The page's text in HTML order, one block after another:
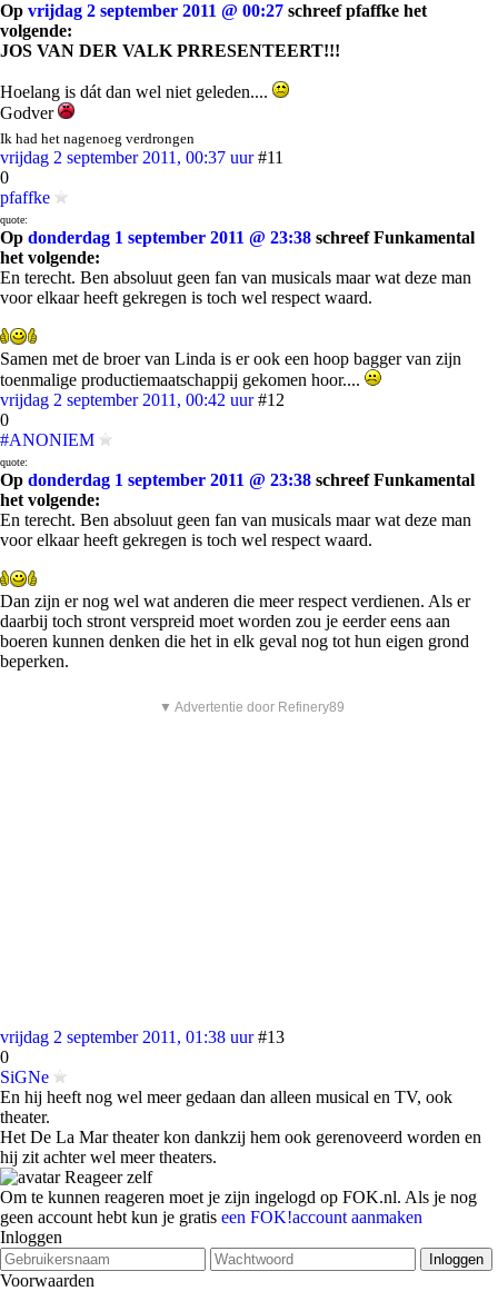
Op vrijdag 2 september 2011 @ 00:27 schreef pfaffke het
volgende:
JOS VAN DER VALK PRRESENTEERT!!!
Hoelang is dát dan wel niet geleden....
Godver
Ik had het nagenoeg verdrongen
vrijdag 2 september 2011, 00:37 uur #11
0
pfaffke
quote:
Op donderdag 1 september 2011 @ 23:38 schreef Funkamental
het volgende:
En terecht. Ben absoluut geen fan van musicals maar wat deze man
voor elkaar heeft gekregen is toch wel respect waard.
Samen met de broer van Linda is er ook een hoop bagger van zijn
toenmalige productiemaatschappij gekomen hoor....
vrijdag 2 september 2011, 00:42 uur #12
0
#ANONIEM
quote:
Op donderdag 1 september 2011 @ 23:38 schreef Funkamental
het volgende:
En terecht. Ben absoluut geen fan van musicals maar wat deze man
voor elkaar heeft gekregen is toch wel respect waard.
Dan zijn er nog wel wat anderen die meer respect verdienen. Als er
daarbij toch stront verspreid moet worden zou je eerder eens aan
boeren kunnen denken die het in elk geval nog tot hun eigen grond
beperken.
▼ Advertentie door Refinery89
vrijdag 2 september 2011, 01:38 uur #13
0
SiGNe
En hij heeft nog wel meer gedaan dan alleen musical en TV, ook
theater.
Het De La Mar theater kon dankzij hem ook gerenoveerd worden en
hij zit achter wel meer theaters.
Reageer zelf
Om te kunnen reageren moet je zijn ingelogd op FOK.nl. Als je nog
geen account hebt kun je gratis een FOK!account aanmaken
Inloggen
Voorwaarden